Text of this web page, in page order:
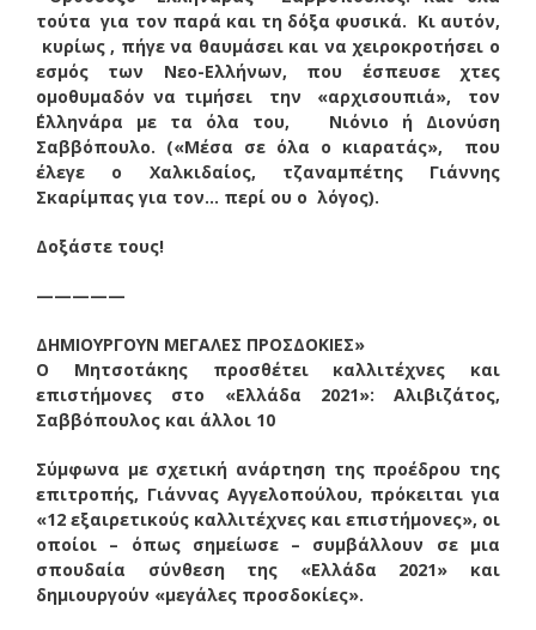
τούτα για τον παρά και τη δόξα φυσικά. Κι αυτόν,
κυρίως , πήγε να θαυμάσει και να χειροκροτήσει ο
εσμός των Νεο-Ελλήνων, που έσπευσε χτες
ομοθυμαδόν να τιμήσει την «αρχισουπιά», τον
΄Ελληνάρα με τα όλα του, Νιόνιο ή Διονύση
Σαββόπουλο. («Μέσα σε όλα ο κιαρατάς», που
έλεγε ο Χαλκιδαίος, τζαναμπέτης Γιάννης
Σκαρίμπας για τον… περί ου ο λόγος).
Δοξάστε τους!
—————
ΔΗΜΙΟΥΡΓΟΥΝ ΜΕΓΑΛΕΣ ΠΡΟΣΔΟΚΙΕΣ»
Ο Μητσοτάκης προσθέτει καλλιτέχνες και
επιστήμονες στο «Ελλάδα 2021»: Αλιβιζάτος,
Σαββόπουλος και άλλοι 10
Σύμφωνα με σχετική ανάρτηση της προέδρου της
επιτροπής, Γιάννας Αγγελοπούλου, πρόκειται για
«12 εξαιρετικούς καλλιτέχνες και επιστήμονες», οι
οποίοι – όπως σημείωσε – συμβάλλουν σε μια
σπουδαία σύνθεση της «Ελλάδα 2021» και
δημιουργούν «μεγάλες προσδοκίες».